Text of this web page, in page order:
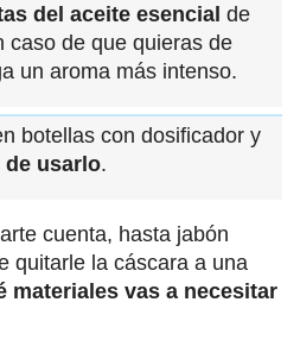
del aceite esencial de
caso de que quieras de
un aroma más intenso.
botellas con dosificador y
de usarlo.
cuenta, hasta jabón
quitarle la cáscara a una
materiales vas a necesitar